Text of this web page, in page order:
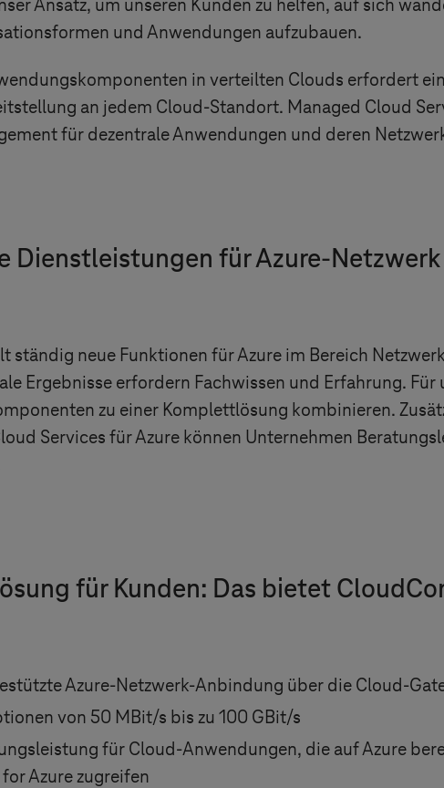
Ansatz, um unseren Kunden zu helfen, auf sich
und Anwendungen aufzubauen.
in verteilten Clouds erfordert
an jedem Cloud-Standort. Managed Cloud
für dezentrale Anwendungen und deren
Dienstleistungen für Azure-
ständig neue Funktionen für Azure im Bereich
Ergebnisse erfordern Fachwissen und Erfahrung.
zu einer Komplettlösung kombinieren.
Services für Azure können Unternehmen
für Kunden: Das bietet
Azure-Netzwerk-Anbindung über die Cloud-
von 50 MBit/s bis zu 100 GBit/s
für Cloud-Anwendungen, die auf Azure
Azure zugreifen